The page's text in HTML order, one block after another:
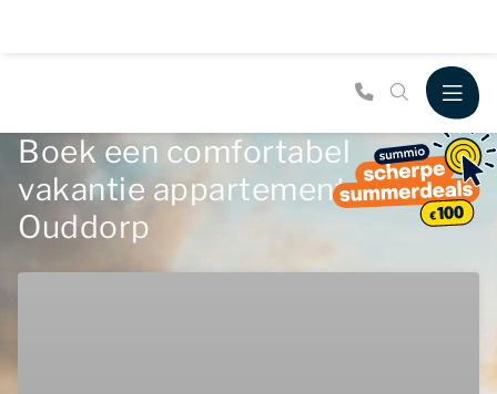
Boek een comfortabel
vakantie appartement in
Ouddorp